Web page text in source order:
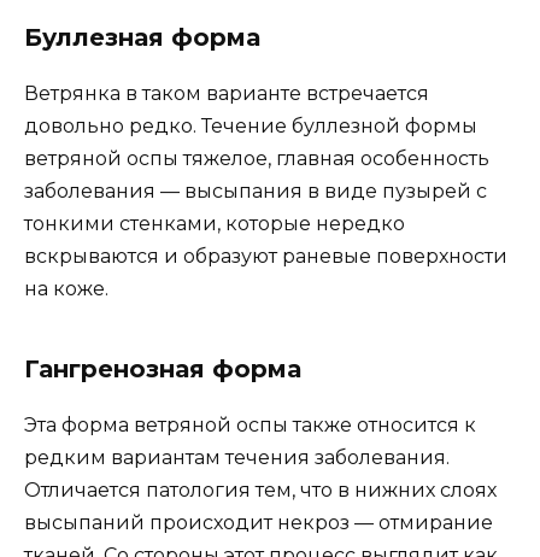
Буллезная форма
Ветрянка в таком варианте встречается
довольно редко. Течение буллезной формы
ветряной оспы тяжелое, главная особенность
заболевания — высыпания в виде пузырей с
тонкими стенками, которые нередко
вскрываются и образуют раневые поверхности
на коже.
Гангренозная форма
Эта форма ветряной оспы также относится к
редким вариантам течения заболевания.
Отличается патология тем, что в нижних слоях
высыпаний происходит некроз — отмирание